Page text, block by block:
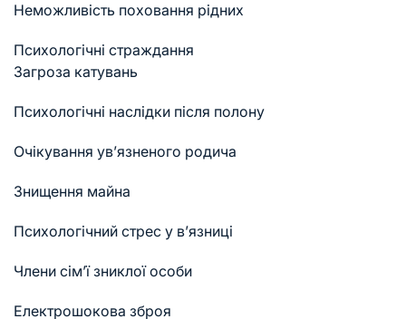
Неможливість поховання рідних
Психологічні страждання
Загроза катувань
Психологічні наслідки після полону
Очікування ув’язненого родича
Знищення майна
Психологічний стрес у в’язниці
Члени сім’ї зниклої особи
Електрошокова зброя